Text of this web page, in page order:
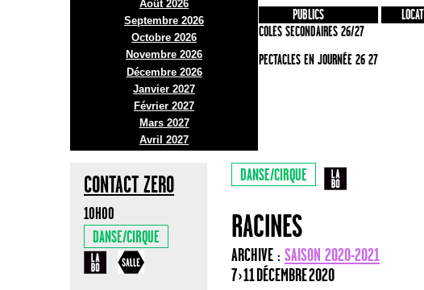
Août 2026
Septembre 2026
Octobre 2026
Novembre 2026
Décembre 2026
Janvier 2027
Février 2027
Mars 2027
Avril 2027
PRÉSENTATION
INFOS PRATIQUES
ACCES
BAR ET BISTRO
BILLETTERIE
PUBLICS
ECOLES SECONDAIRES 26/27
SPECTACLES EN JOURNÉE 26 27
DANSE/CIRQUE
RACINES
ARCHIVE : SAISON 2020-2021
7 › 11 DÉCEMBRE 2020
CONTACT ZERO
10H00
DANSE/CIRQUE